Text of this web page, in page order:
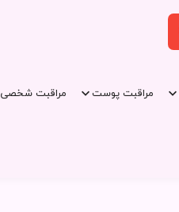
مراقبت پوست مراقبت شخصی